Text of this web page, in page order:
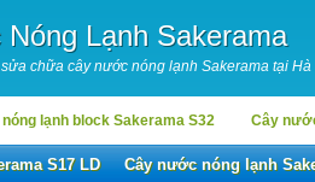
Lạnh Sakerama
chữa cây nước nóng lạnh Sakerama tại Hà
lạnh block Sakerama S32 Cây
S17 LD Cây nước nóng lạnh